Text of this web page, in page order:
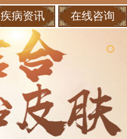
疾病资讯 在线咨询